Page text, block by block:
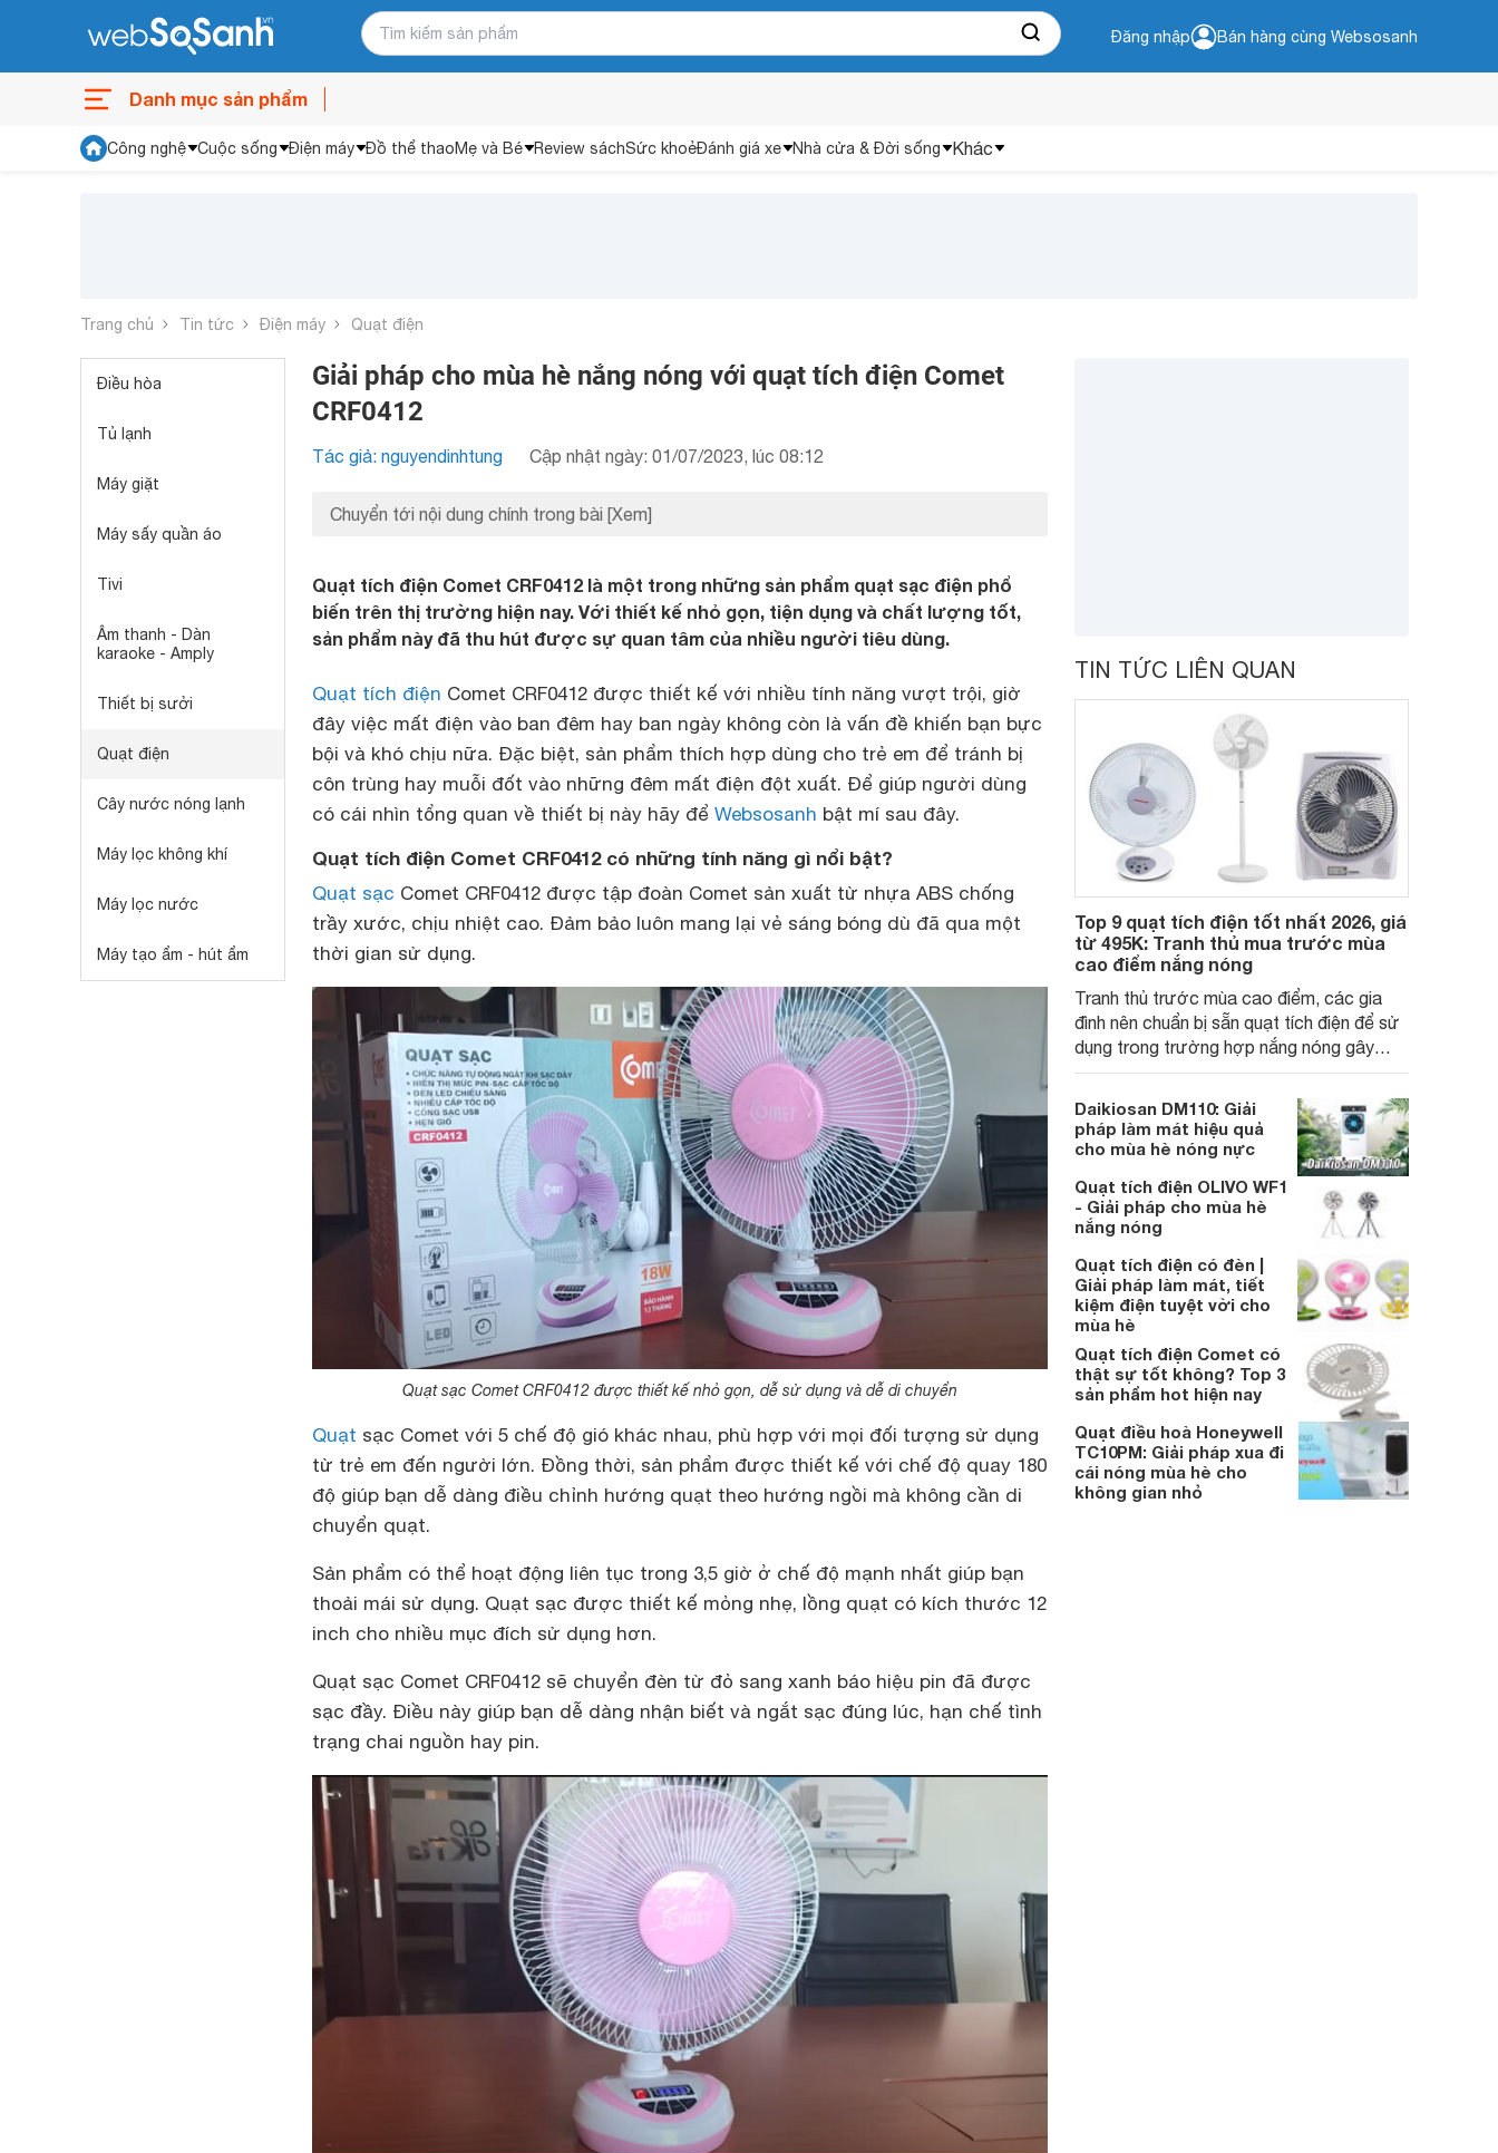
Đăng nhập Bán hàng cùng Websosanh
Danh mục sản phẩm
Công nghệ Cuộc sống Điện máy Đồ thể thaoMẹ và Bé Review sáchSức khoẻĐánh giá xe Nhà cửa & Đời sống Khác
Trang chủ Tin tức Điện máy Quạt điện
Điều hòa
Tủ lạnh
Máy giặt
Máy sấy quần áo
Tivi
Âm thanh - Dàn
karaoke - Amply
Thiết bị sưởi
Quạt điện
Cây nước nóng lạnh
Máy lọc không khí
Máy lọc nước
Máy tạo ẩm - hút ẩm
Giải pháp cho mùa hè nắng nóng với quạt tích điện Comet
CRF0412
Tác giả: nguyendinhtung Cập nhật ngày: 01/07/2023, lúc 08:12
Chuyển tới nội dung chính trong bài [Xem]
Quạt tích điện Comet CRF0412 là một trong những sản phẩm quạt sạc điện phổ
biến trên thị trường hiện nay. Với thiết kế nhỏ gọn, tiện dụng và chất lượng tốt,
sản phẩm này đã thu hút được sự quan tâm của nhiều người tiêu dùng.
Quạt tích điện Comet CRF0412 được thiết kế với nhiều tính năng vượt trội, giờ
đây việc mất điện vào ban đêm hay ban ngày không còn là vấn đề khiến bạn bực
bội và khó chịu nữa. Đặc biệt, sản phẩm thích hợp dùng cho trẻ em để tránh bị
côn trùng hay muỗi đốt vào những đêm mất điện đột xuất. Để giúp người dùng
có cái nhìn tổng quan về thiết bị này hãy để Websosanh bật mí sau đây.
Quạt tích điện Comet CRF0412 có những tính năng gì nổi bật?
Quạt sạc Comet CRF0412 được tập đoàn Comet sản xuất từ nhựa ABS chống
trầy xước, chịu nhiệt cao. Đảm bảo luôn mang lại vẻ sáng bóng dù đã qua một
thời gian sử dụng.
Quạt sạc Comet CRF0412 được thiết kế nhỏ gọn, dễ sử dụng và dễ di chuyển
Quạt sạc Comet với 5 chế độ gió khác nhau, phù hợp với mọi đối tượng sử dụng
từ trẻ em đến người lớn. Đồng thời, sản phẩm được thiết kế với chế độ quay 180
độ giúp bạn dễ dàng điều chỉnh hướng quạt theo hướng ngồi mà không cần di
chuyển quạt.
Sản phẩm có thể hoạt động liên tục trong 3,5 giờ ở chế độ mạnh nhất giúp bạn
thoải mái sử dụng. Quạt sạc được thiết kế mỏng nhẹ, lồng quạt có kích thước 12
inch cho nhiều mục đích sử dụng hơn.
Quạt sạc Comet CRF0412 sẽ chuyển đèn từ đỏ sang xanh báo hiệu pin đã được
sạc đầy. Điều này giúp bạn dễ dàng nhận biết và ngắt sạc đúng lúc, hạn chế tình
trạng chai nguồn hay pin.
TIN TỨC LIÊN QUAN
Top 9 quạt tích điện tốt nhất 2026, giá
từ 495K: Tranh thủ mua trước mùa
cao điểm nắng nóng
Tranh thủ trước mùa cao điểm, các gia
đình nên chuẩn bị sẵn quạt tích điện để sử
dụng trong trường hợp nắng nóng gây
mất điện. Dưới đây là 9 mẫu quạt tích điện
chất lượng, đang được nhiều người đánh
giá cao hiện nay
Daikiosan DM110: Giải
pháp làm mát hiệu quả
cho mùa hè nóng nực
Quạt tích điện OLIVO WF1
- Giải pháp cho mùa hè
nắng nóng
Quạt tích điện có đèn |
Giải pháp làm mát, tiết
kiệm điện tuyệt vời cho
mùa hè
Quạt tích điện Comet có
thật sự tốt không? Top 3
sản phẩm hot hiện nay
Quạt điều hoà Honeywell
TC10PM: Giải pháp xua đi
cái nóng mùa hè cho
không gian nhỏ